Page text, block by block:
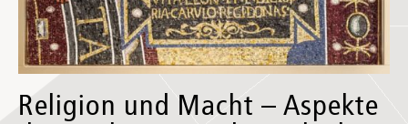
Religion und Macht – Aspekte